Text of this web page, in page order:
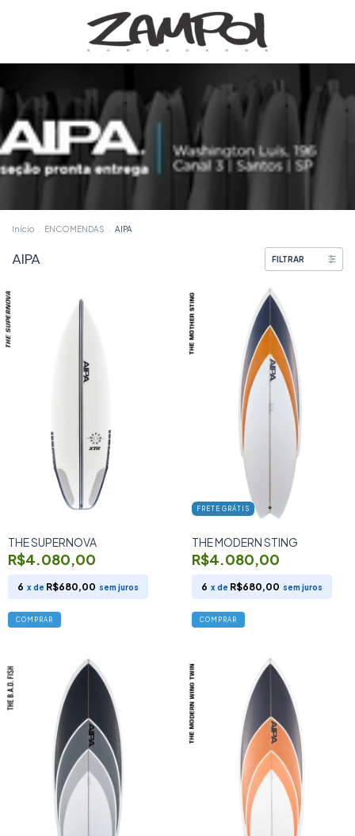
Início ENCOMENDAS AIPA
AIPA FILTRAR
THE SUPERNOVA
R$4.080,00
6 x de R$680,00 sem juros
COMPRAR
FRETE GRÁTIS
THE MODERN STING
R$4.080,00
6 x de R$680,00 sem juros
COMPRAR